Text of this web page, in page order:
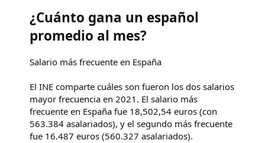
¿Cuánto gana un español
promedio al mes?
Salario más frecuente en España
El INE comparte cuáles son fueron los dos salarios
mayor frecuencia en 2021. El salario más
frecuente en España fue 18,502,54 euros (con
563.384 asalariados), y el segundo más frecuente
fue 16.487 euros (560.327 asalariados).